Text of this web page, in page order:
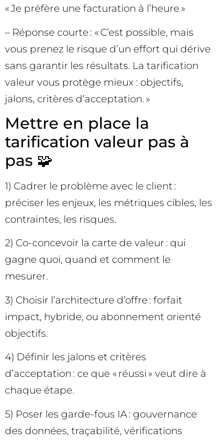
« Je préfère une facturation à l’heure »
– Réponse courte : « C’est possible, mais
vous prenez le risque d’un effort qui dérive
sans garantir les résultats. La tarification
valeur vous protège mieux : objectifs,
jalons, critères d’acceptation. »
Mettre en place la
tarification valeur pas à
pas 🧩
1) Cadrer le problème avec le client :
préciser les enjeux, les métriques cibles, les
contraintes, les risques.
2) Co-concevoir la carte de valeur : qui
gagne quoi, quand et comment le
mesurer.
3) Choisir l’architecture d’offre : forfait
impact, hybride, ou abonnement orienté
objectifs.
4) Définir les jalons et critères
d’acceptation : ce que « réussi » veut dire à
chaque étape.
5) Poser les garde-fous IA : gouvernance
des données, traçabilité, vérifications